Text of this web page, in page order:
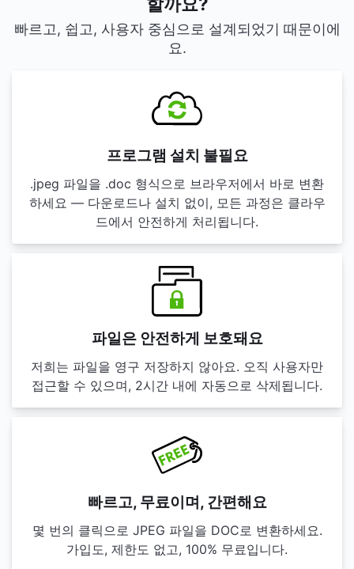
빠르고, 쉽고, 사용자 중심으로 설계되었기 때문이에
요.
프로그램 설치 불필요
.jpeg 파일을 .doc 형식으로 브라우저에서 바로 변환
하세요 — 다운로드나 설치 없이, 모든 과정은 클라우
드에서 안전하게 처리됩니다.
파일은 안전하게 보호돼요
저희는 파일을 영구 저장하지 않아요. 오직 사용자만
접근할 수 있으며, 2시간 내에 자동으로 삭제됩니다.
빠르고, 무료이며, 간편해요
몇 번의 클릭으로 JPEG 파일을 DOC로 변환하세요.
가입도, 제한도 없고, 100% 무료입니다.